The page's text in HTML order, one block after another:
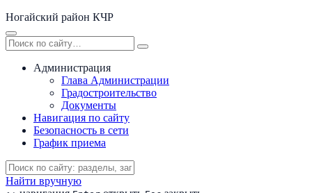
Ногайский район КЧР
Администрация
Глава Администрации
Градостроительство
Документы
Навигация по сайту
Безопасность в сети
График приема
Найти вручную